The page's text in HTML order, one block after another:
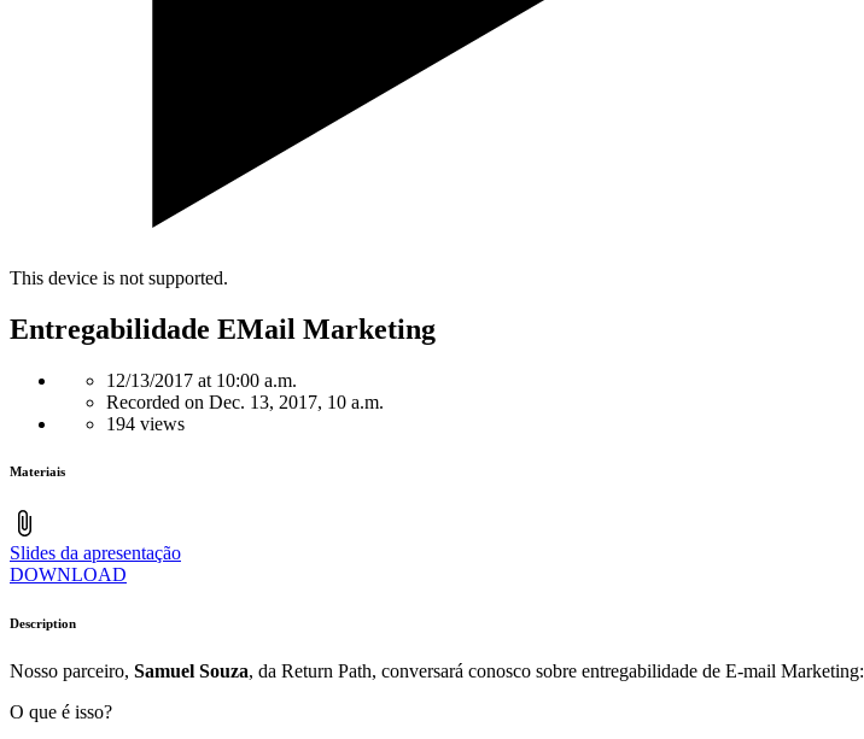
This device is not supported.
Entregabilidade EMail Marketing
12/13/2017 at 10:00 a.m.
Recorded on Dec. 13, 2017, 10 a.m.
194 views
Materiais
Slides da apresentação
DOWNLOAD
Description
Nosso parceiro, Samuel Souza, da Return Path, conversará conosco sobre entregabilidade de E-mail Marketing:
O que é isso?